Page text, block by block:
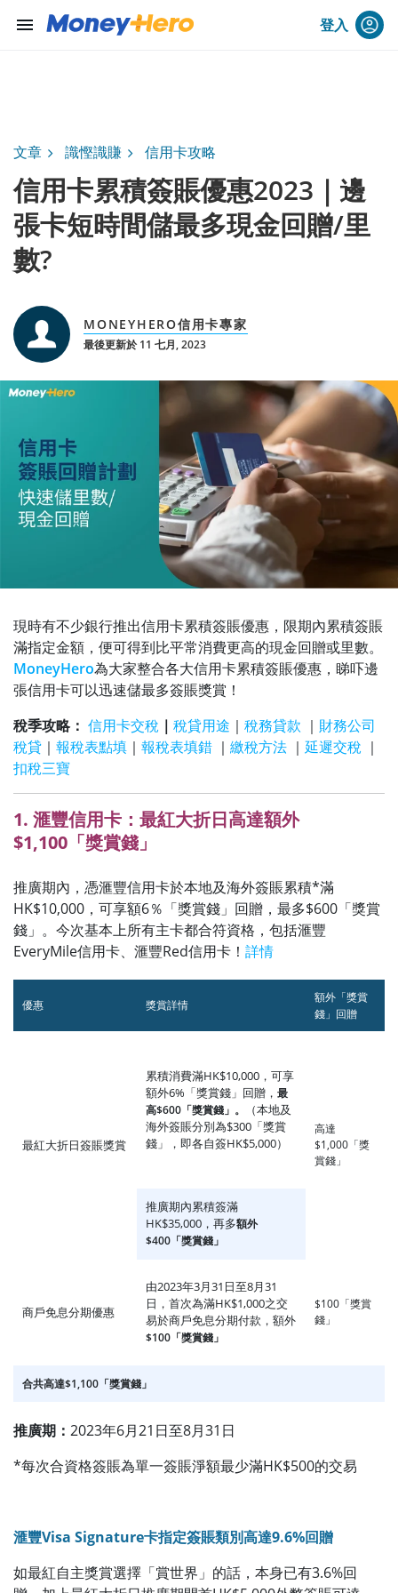
menu 登入
文章 識慳識賺 信用卡攻略
信用卡累積簽賬優惠2023｜邊
張卡短時間儲最多現金回贈/里
數?
MONEYHERO信用卡專家
最後更新於 11 七月, 2023
現時有不少銀行推出信用卡累積簽賬優惠，限期內累積簽賬
滿指定金額，便可得到比平常消費更高的現金回贈或里數。
MoneyHero為大家整合各大信用卡累積簽賬優惠，睇吓邊
張信用卡可以迅速儲最多簽賬獎賞！
稅季攻略： 信用卡交稅 ｜ 稅貸用途 ｜ 稅務貸款 ｜ 財務公司
稅貸 ｜ 報稅表點填 ｜ 報稅表填錯 ｜ 繳稅方法 ｜ 延遲交稅 ｜
扣稅三寶
1. 滙豐信用卡：最紅大折日高達額外
$1,100「獎賞錢」
推廣期內，憑滙豐信用卡於本地及海外簽賬累積*滿
HK$10,000，可享額6％「獎賞錢」回贈，最多$600「獎賞
錢」。今次基本上所有主卡都合符資格，包括滙豐
EveryMile信用卡、滙豐Red信用卡！ 詳情
優惠 獎賞詳情
額外「獎賞
錢」回贈
最紅大折日簽賬獎賞
累積消費滿HK$10,000，可享
額外6%「獎賞錢」回贈， 最
高$600「獎賞錢」。
（本地及
海外簽賬分別為$300「獎賞
錢」，即各自簽HK$5,000）
高達
$1,000「獎
賞錢」
推廣期內累積簽滿
HK$35,000，再多額外
$400「獎賞錢」
商戶免息分期優惠
由2023年3月31日至8月31
日，首次為滿HK$1,000之交
易於商戶免息分期付款，額外
$100「獎賞錢」
$100「獎賞
錢」
合共高達$1,100「獎賞錢」
推廣期： 2023年6月21日至8月31日
*每次合資格簽賬為單一簽賬淨額最少滿HK$500的交易
滙豐Visa Signature卡指定簽賬類別高達9.6%回贈
如最紅自主獎賞選擇「賞世界」的話，本身已有3.6%回